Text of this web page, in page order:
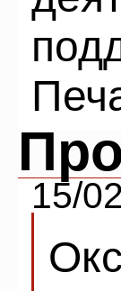
15/